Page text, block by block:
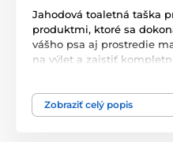
Jahodová toaletná taška
produktmi, ktoré sa
vášho psa aj prostredie
na výlet a zaistiť
Jemný šampon pro
Zobraziť celý popis